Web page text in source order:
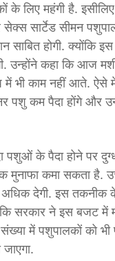
के लिए महंगी है.
सार्टेड सीमन
होगी. क्योंकि
कहा कि आज
काम नहीं आते. ऐसे में
कम पैदा होंगे और उन
पशुओं के पैदा होने पर
मुनाफा कमा सकता है.
अधिक देगी. इस
सरकार ने इस बजट में
में पशुपालकों को भी